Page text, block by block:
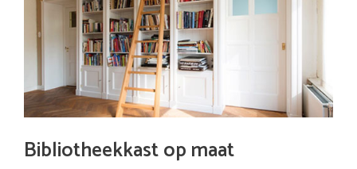
Bibliotheekkast op maat